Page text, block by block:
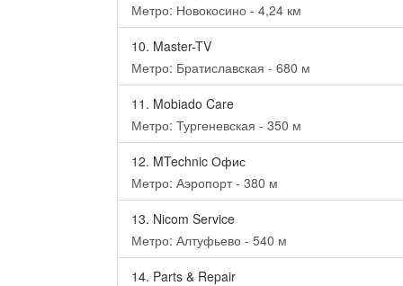
Метро: Новокосино - 4,24 км
10. Master-TV
Метро: Братиславская - 680 м
11. Mobiado Care
Метро: Тургеневская - 350 м
12. MTechnic Офис
Метро: Аэропорт - 380 м
13. Nicom Service
Метро: Алтуфьево - 540 м
14. Parts & Repair